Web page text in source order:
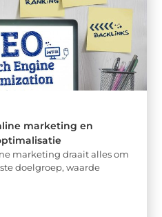
marketing en
marketing draait alles om
doelgroep, waarde